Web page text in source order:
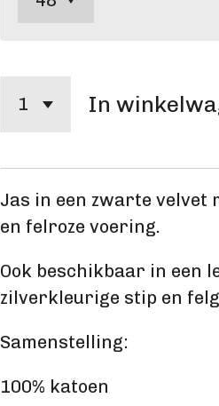
In
Jas in een zwarte velvet
en felroze voering.
Ook beschikbaar in een
zilverkleurige stip en
Samenstelling:
100% katoen